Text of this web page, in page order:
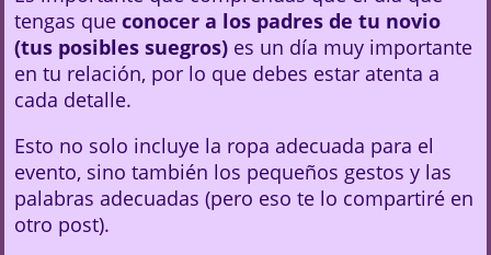
tengas queconocer a los padres de tu novio
(tus posibles suegros) es un día muy importante
en tu relación, por lo que debes estar atenta a
cada detalle.
Esto no solo incluye la ropa adecuada para el
evento, sino también los pequeños gestos y las
palabras adecuadas (pero eso te lo compartiré en
otro post).